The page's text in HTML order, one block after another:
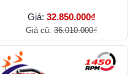
Giá: 32.850.000₫
Giá cũ:36.010.000₫